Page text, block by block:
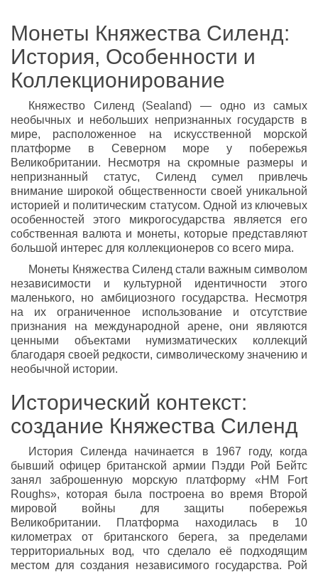
Монеты Княжества Силенд:
История, Особенности и
Коллекционирование
Княжество Силенд (Sealand) — одно из самых
необычных и небольших непризнанных государств в
мире, расположенное на искусственной морской
платформе в Северном море у побережья
Великобритании. Несмотря на скромные размеры и
непризнанный статус, Силенд сумел привлечь
внимание широкой общественности своей уникальной
историей и политическим статусом. Одной из ключевых
особенностей этого микрогосударства является его
собственная валюта и монеты, которые представляют
большой интерес для коллекционеров со всего мира.
Монеты Княжества Силенд стали важным символом
независимости и культурной идентичности этого
маленького, но амбициозного государства. Несмотря
на их ограниченное использование и отсутствие
признания на международной арене, они являются
ценными объектами нумизматических коллекций
благодаря своей редкости, символическому значению и
необычной истории.
Исторический контекст:
создание Княжества Силенд
История Силенда начинается в 1967 году, когда
бывший офицер британской армии Пэдди Рой Бейтс
занял заброшенную морскую платформу «HM Fort
Roughs», которая была построена во время Второй
мировой войны для защиты побережья
Великобритании. Платформа находилась в 10
километрах от британского берега, за пределами
территориальных вод, что сделало её подходящим
местом для создания независимого государства. Рой